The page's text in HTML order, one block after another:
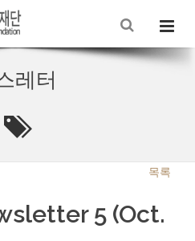
레터
목록
5 (Oct.